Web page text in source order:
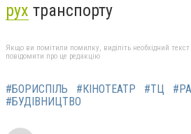
рух транспорту
Якщо ви помітили помилку, виділіть необхідний
повідомити про це редакцію
#БОРИСПІЛЬ #КІНОТЕАТР #ТЦ
#БУДІВНИЦТВО